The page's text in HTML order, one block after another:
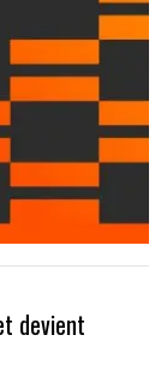
devient